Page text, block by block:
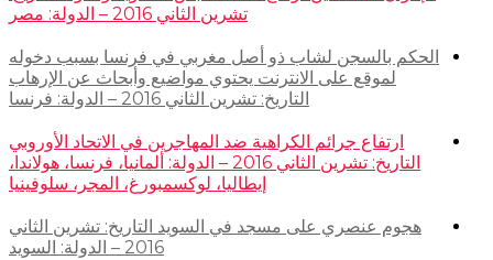
تشرين الثاني 2016 – الدولة: مصر
الحكم بالسجن لشاب ذو أصل مغربي في فرنسا بسبب دخوله
لموقع على الانترنت يحتوي مواضيع وأبحاث عن الإرهاب
التاريخ: تشرين الثاني 2016 – الدولة: فرنسا
ارتفاع جرائم الكراهية ضد المهاجرين في الاتحاد الأوروبي
التاريخ: تشرين الثاني 2016 – الدولة: ألمانيا، فرنسا، هولاندا،
إيطاليا، لوكسمبورغ، المجر، سلوفينيا
هجوم عنصري على مسجد في السويد التاريخ: تشرين الثاني
2016 – الدولة: السويد